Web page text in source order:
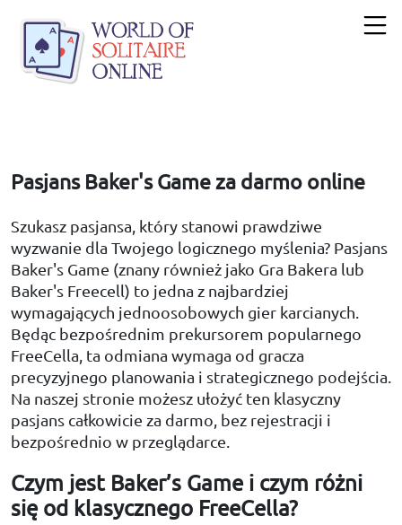
Pasjans Baker's Game za darmo online
Szukasz pasjansa, który stanowi prawdziwe
wyzwanie dla Twojego logicznego myślenia? Pasjans
Baker's Game (znany również jako Gra Bakera lub
Baker's Freecell) to jedna z najbardziej
wymagających jednoosobowych gier karcianych.
Będąc bezpośrednim prekursorem popularnego
FreeCella, ta odmiana wymaga od gracza
precyzyjnego planowania i strategicznego podejścia.
Na naszej stronie możesz ułożyć ten klasyczny
pasjans całkowicie za darmo, bez rejestracji i
bezpośrednio w przeglądarce.
Czym jest Baker’s Game i czym różni
się od klasycznego FreeCella?